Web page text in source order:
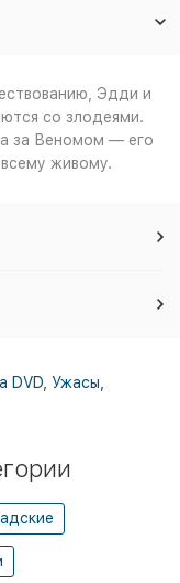
Эдди и
со злодеями.
за Веномом — его
живому.
DVD Ужасы